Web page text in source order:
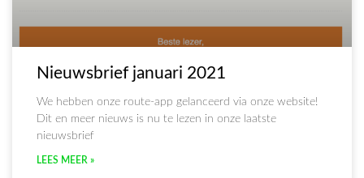
Nieuwsbrief januari 2021
We hebben onze route-app gelanceerd via onze website!
Dit en meer nieuws is nu te lezen in onze laatste
nieuwsbrief
LEES MEER »